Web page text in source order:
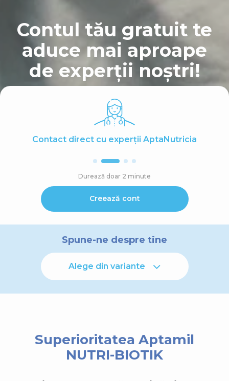
Contul tău gratuit te
aduce mai aproape
de experții noștri!
Contact direct cu experții AptaNutricia
Durează doar 2 minute
Creează cont
Spune-ne despre tine
Alege din variante
Superioritatea Aptamil
NUTRI-BIOTIK